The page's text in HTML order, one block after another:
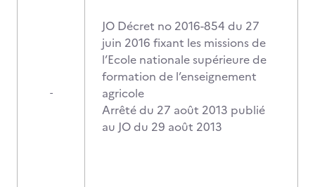
-
JO Décret no 2016-854 du 27
juin 2016 fixant les missions de
l’Ecole nationale supérieure de
formation de l’enseignement
agricole
Arrêté du 27 août 2013 publié
au JO du 29 août 2013